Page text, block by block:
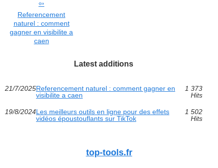
Referencement
naturel : comment
gagner en visibilite a
caen
Latest additions
21/7/2025Referencement naturel : comment gagner en
visibilite a caen
1 373
Hits
19/8/2024Les meilleurs outils en ligne pour des effets
vidéos époustouflants sur TikTok
1 502
Hits
top-tools.fr